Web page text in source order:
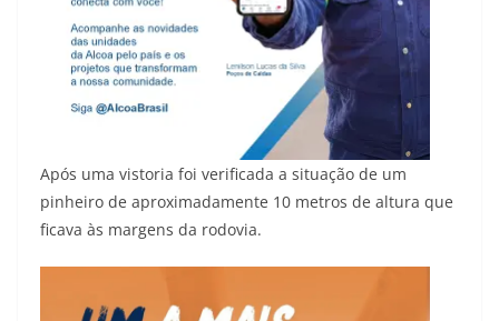
Após uma vistoria foi verificada a situação de um
pinheiro de aproximadamente 10 metros de altura que
ficava às margens da rodovia.